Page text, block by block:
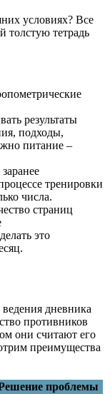
условиях? Все
толстую тетрадь
результаты
подходы,
питание –
тренировки
числа.
страниц
это
дневника
противников
они считают его
преимущества
проблемы